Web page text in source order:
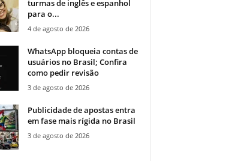
turmas de inglês e espanhol
para o...
4 de agosto de 2026
WhatsApp bloqueia contas de
usuários no Brasil; Confira
como pedir revisão
3 de agosto de 2026
Publicidade de apostas entra
em fase mais rígida no Brasil
3 de agosto de 2026